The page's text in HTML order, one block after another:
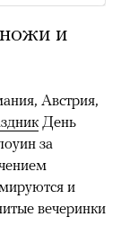
и
Австрия,
День
за
и
вечеринки